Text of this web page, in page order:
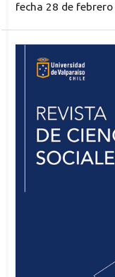
fecha 28 de